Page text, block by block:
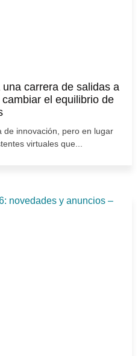
carrera de salidas a
el equilibrio de
de innovación, pero en lugar
virtuales que...